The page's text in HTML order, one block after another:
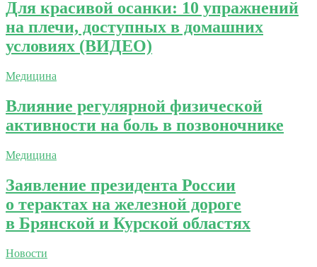
Для красивой осанки: 10 упражнений
на плечи, доступных в домашних
условиях (ВИДЕО)
Медицина
Влияние регулярной физической
активности на боль в позвоночнике
Медицина
Заявление президента России
о терактах на железной дороге
в Брянской и Курской областях
Новости